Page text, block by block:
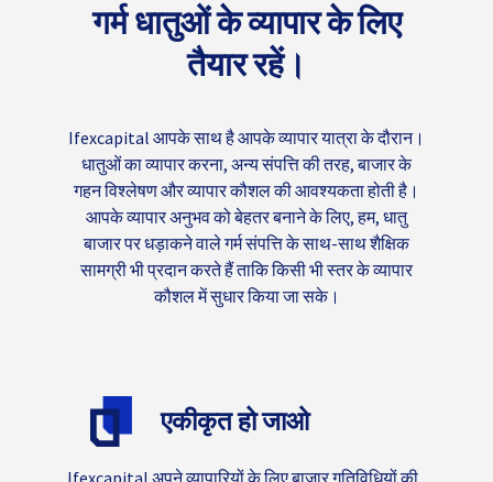
गर्म धातुओं के व्यापार के लिए
तैयार रहें।
Ifexcapital आपके साथ है आपके व्यापार यात्रा के दौरान।
धातुओं का व्यापार करना, अन्य संपत्ति की तरह, बाजार के
गहन विश्लेषण और व्यापार कौशल की आवश्यकता होती है।
आपके व्यापार अनुभव को बेहतर बनाने के लिए, हम, धातु
बाजार पर धड़ाकने वाले गर्म संपत्ति के साथ-साथ शैक्षिक
सामग्री भी प्रदान करते हैं ताकि किसी भी स्तर के व्यापार
कौशल में सुधार किया जा सके।
एकीकृत हो जाओ